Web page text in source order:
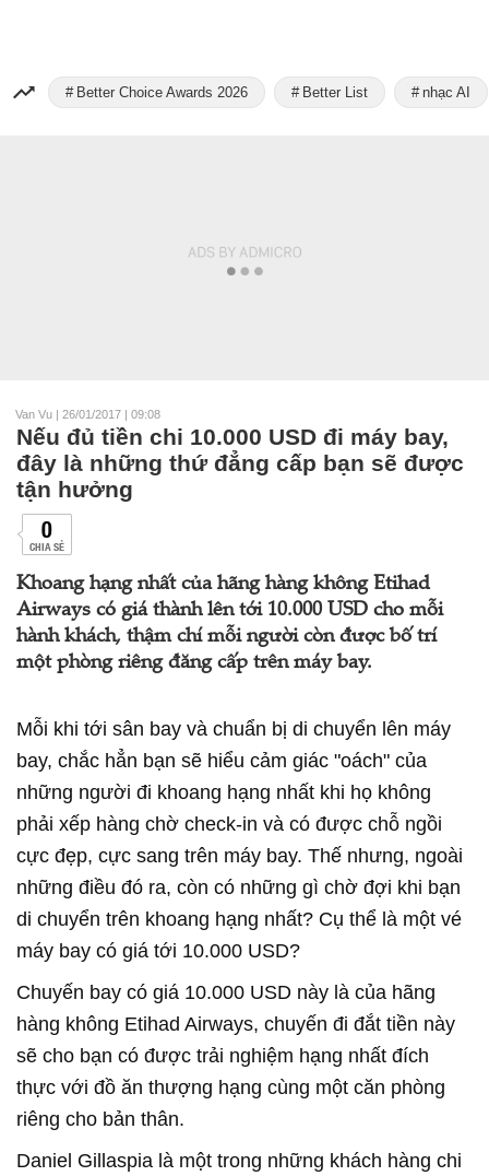
Better Choice Awards 2026 Better List nhạc AI
Van Vu | 26/01/2017 | 09:08
Nếu đủ tiền chi 10.000 USD đi máy bay,
đây là những thứ đẳng cấp bạn sẽ được
tận hưởng
0
CHIA SẺ
Khoang hạng nhất của hãng hàng không Etihad
Airways có giá thành lên tới 10.000 USD cho mỗi
hành khách, thậm chí mỗi người còn được bố trí
một phòng riêng đăng cấp trên máy bay.
Mỗi khi tới sân bay và chuẩn bị di chuyển lên máy
bay, chắc hẳn bạn sẽ hiểu cảm giác "oách" của
những người đi khoang hạng nhất khi họ không
phải xếp hàng chờ check-in và có được chỗ ngồi
cực đẹp, cực sang trên máy bay. Thế nhưng, ngoài
những điều đó ra, còn có những gì chờ đợi khi bạn
di chuyển trên khoang hạng nhất? Cụ thể là một vé
máy bay có giá tới 10.000 USD?
Chuyến bay có giá 10.000 USD này là của hãng
hàng không Etihad Airways, chuyến đi đắt tiền này
sẽ cho bạn có được trải nghiệm hạng nhất đích
thực với đồ ăn thượng hạng cùng một căn phòng
riêng cho bản thân.
Daniel Gillaspia là một trong những khách hàng chi